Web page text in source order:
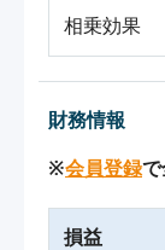
相乗効果
財務情報
※会員登録で
損益